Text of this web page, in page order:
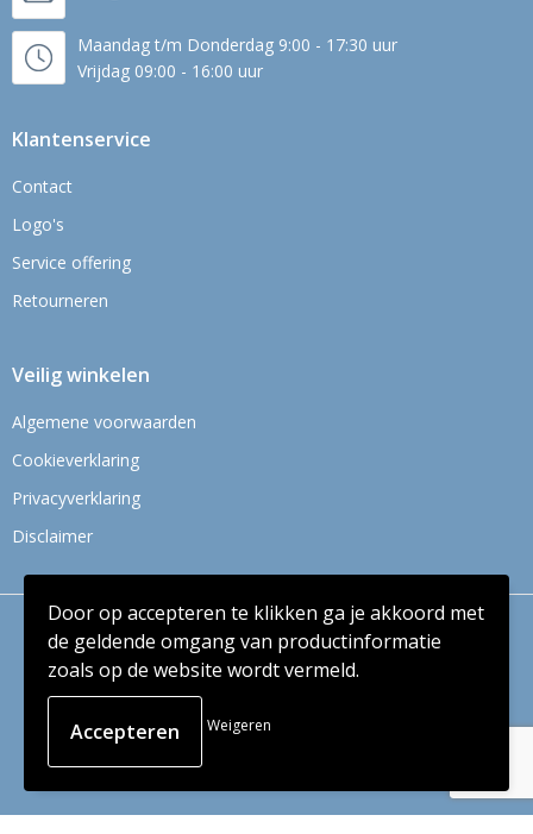
Maandag t/m Donderdag 9:00 - 17:30 uur
Vrijdag 09:00 - 16:00 uur
Klantenservice
Contact
Logo's
Service offering
Retourneren
Veilig winkelen
Algemene voorwaarden
Cookieverklaring
Privacyverklaring
Disclaimer
© Copyright Context BV 2024
Door op accepteren te klikken ga je akkoord met
de geldende omgang van productinformatie
zoals op de website wordt vermeld.
Weigeren